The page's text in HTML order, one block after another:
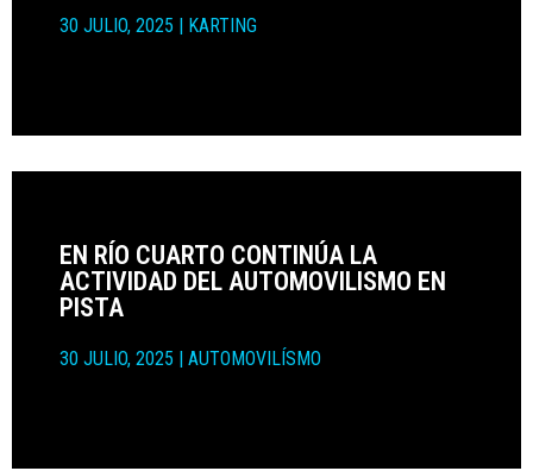
30 JULIO, 2025 KARTING
EN RÍO CUARTO CONTINÚA LA
ACTIVIDAD DEL AUTOMOVILISMO EN
PISTA
30 JULIO, 2025 AUTOMOVILÍSMO